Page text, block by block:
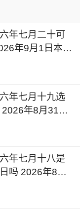
年七月二十可
年9月1日本日
年七月十九选
年8月31日
年七月十八是
吗 2026年8月